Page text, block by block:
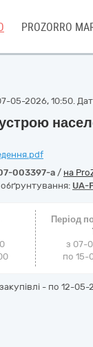
PROZORRO
05-2026, 10:50.
003397-a / на
обґрунтування: UA-
Період
з 07-
по 15-
- по 12-05-